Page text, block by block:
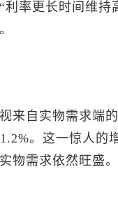
率更长时间维
来自实物需求端
。这一惊人的
物需求依然旺盛。